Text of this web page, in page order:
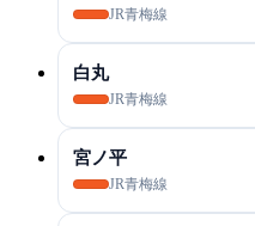
JR青梅線
白丸
JR青梅線
宮ノ平
JR青梅線